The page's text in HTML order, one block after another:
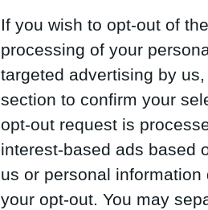
If you wish to opt-out of
processing of your
targeted advertising by
section to confirm your
opt-out request is
interest-based ads based
us or personal
your opt-out. You may
высокую
Например, в
присуждала
Internet Security
своем классе.